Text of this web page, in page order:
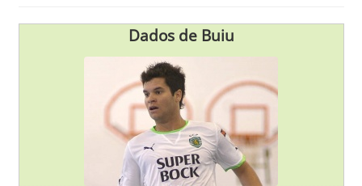
Dados de Buiu